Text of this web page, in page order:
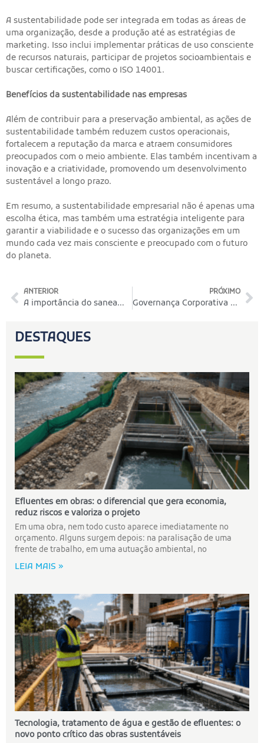
DESTAQUES
Efluentes em obras: o diferencial que gera economia,
reduz riscos e valoriza o projeto
Em uma obra, nem todo custo aparece imediatamente no
orçamento. Alguns surgem depois: na paralisação de uma
frente de trabalho, em uma autuação ambiental, no
LEIA MAIS »
Tecnologia, tratamento de água e gestão de efluentes: o
novo ponto crítico das obras sustentáveis
A sustentabilidade pode ser integrada em todas as áreas de
uma organização, desde a produção até as estratégias de
marketing. Isso inclui implementar práticas de uso consciente
de recursos naturais, participar de projetos socioambientais e
buscar certificações, como o ISO 14001.
Benefícios da sustentabilidade nas empresas
Além de contribuir para a preservação ambiental, as ações de
sustentabilidade também reduzem custos operacionais,
fortalecem a reputação da marca e atraem consumidores
preocupados com o meio ambiente. Elas também incentivam a
inovação e a criatividade, promovendo um desenvolvimento
sustentável a longo prazo.
Em resumo, a sustentabilidade empresarial não é apenas uma
escolha ética, mas também uma estratégia inteligente para
garantir a viabilidade e o sucesso das organizações em um
mundo cada vez mais consciente e preocupado com o futuro
do planeta.
ANTERIOR
A importância do saneamento ambiental para a qualidade de vida
PRÓXIMO
Governança Corporativa ESG na Indústria da Mineração: Rumo à Sustentabilidade